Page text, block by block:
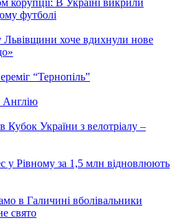
корупції: В Україні викрили
футболі
Львівщини хоче вдихнули нове
“Тернопіль”
Англію
України з велотріалу –
у Рівному за 1,5 млн відновлюють
в Галичині вболівальники
свято